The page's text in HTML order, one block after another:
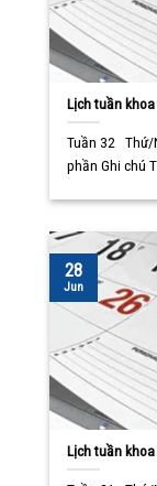
Lịch tuần
Tuần 32 Thứ/
phần Ghi chú
Lịch tuần
28
Jun